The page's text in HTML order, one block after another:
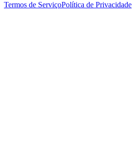
Termos de ServiçoPolítica de Privacidade